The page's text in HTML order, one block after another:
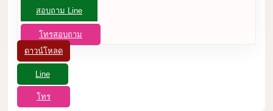
สอบถาม Line
โทรสอบถาม
ดาวน์โหลด
Line
โทร